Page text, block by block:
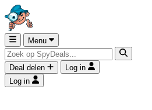
Menu
Deal delen
Log in
Log in